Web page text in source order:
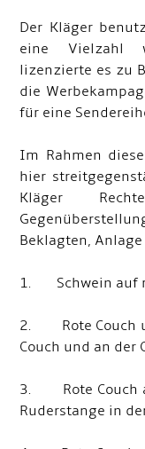
Der Kläger
eine Vielzahl
lizenzierte es zu
die
für eine
Im Rahmen
hier
Kläger
Beklagten,
1. Schwein auf
2. Rote Couch
Couch und an der
3. Rote Couch
Ruderstange in